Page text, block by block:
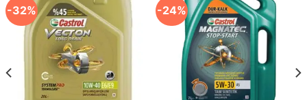
-32% -24%